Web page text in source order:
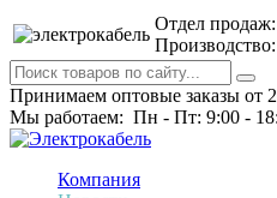
Отдел продаж:
Производство:
Принимаем оптовые заказы от
Мы работаем: Пн - Пт: 9:00 -
Компания